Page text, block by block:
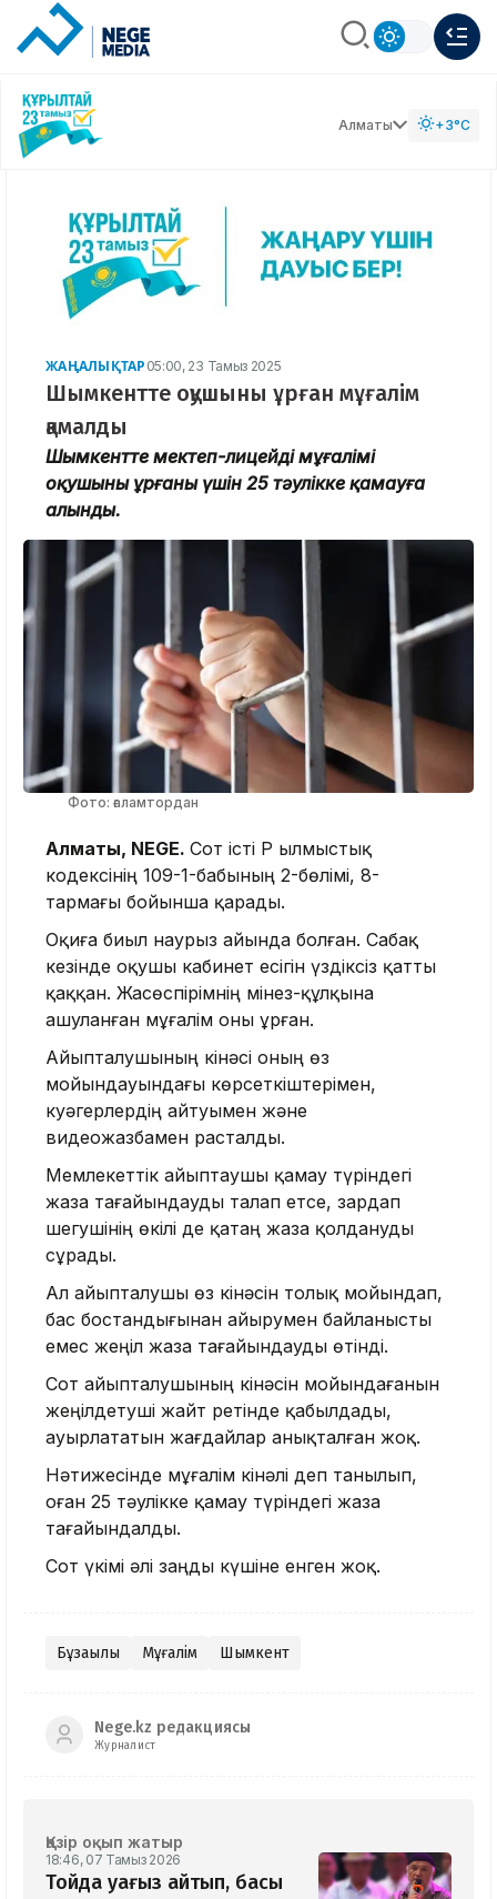
Алматы +3°C
ЖАҢАЛЫҚТАР 05:00, 23 Тамыз 2025
Шымкентте оқушыны ұрған мұғалім
қамалды
Шымкентте мектеп-лицейдің мұғалімі
оқушыны ұрғаны үшін 25 тәулікке қамауға
алынды.
Фото: ғаламтордан
Алматы, NEGE. Сот істі ҚР Қылмыстық
кодексінің 109-1-бабының 2-бөлімі, 8-
тармағы бойынша қарады.
Оқиға биыл наурыз айында болған. Сабақ
кезінде оқушы кабинет есігін үздіксіз қатты
қаққан. Жасөспірімнің мінез-құлқына
ашуланған мұғалім оны ұрған.
Айыпталушының кінәсі оның өз
мойындауындағы көрсеткіштерімен,
куәгерлердің айтуымен және
видеожазбамен расталды.
Мемлекеттік айыптаушы қамау түріндегі
жаза тағайындауды талап етсе, зардап
шегушінің өкілі де қатаң жаза қолдануды
сұрады.
Ал айыпталушы өз кінәсін толық мойындап,
бас бостандығынан айырумен байланысты
емес жеңіл жаза тағайындауды өтінді.
Сот айыпталушының кінәсін мойындағанын
жеңілдетуші жайт ретінде қабылдады,
ауырлататын жағдайлар анықталған жоқ.
Нәтижесінде мұғалім кінәлі деп танылып,
оған 25 тәулікке қамау түріндегі жаза
тағайындалды.
Сот үкімі әлі заңды күшіне енген жоқ.
Бұзақылық Мұғалім Шымкент
Nege.kz редакциясы
Журналист
Қазір оқып жатыр
18:46, 07 Тамыз 2026
Тойда уағыз айтып, басы